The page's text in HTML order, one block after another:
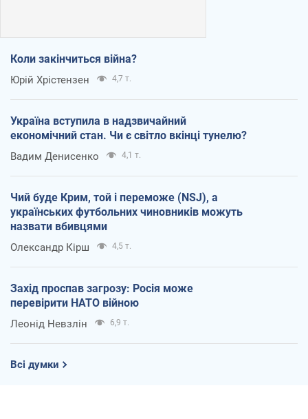
Коли закінчиться війна?
Юрій Хрістензен 4,7 т.
Україна вступила в надзвичайний
економічний стан. Чи є світло вкінці тунелю?
Вадим Денисенко 4,1 т.
Чий буде Крим, той і переможе (NSJ), а
українських футбольних чиновників можуть
назвати вбивцями
Олександр Кірш 4,5 т.
Захід проспав загрозу: Росія може
перевірити НАТО війною
Леонід Невзлін 6,9 т.
Всі думки